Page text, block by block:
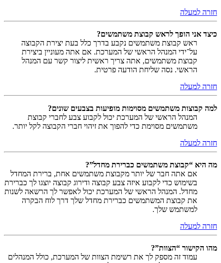
חזרה למעלה
כיצד אני הופך לראש קבוצת משתמשים?
ראש קבוצת משתמשים נקבע בדרך כלל בעת יצירת הקבוצה
על־ידי המנהל הראשי של המערכת. אם אתה מעוניין ביצירת
קבוצת משתמשים, אתה צריך ראשית ליצור קשר עם המנהל
הראשי. נסה שליחת הודעה פרטית.
חזרה למעלה
למה קבוצות משתמשים מסוימות מופיעות בצבעים שונים?
המנהל הראשי של המערכת יכול לקבוע צבע לחברי קבוצת
משתמשים מסוימת כדי להפוך את זיהוי חברי הקבוצה לקל יותר.
חזרה למעלה
מה היא “קבוצת משתמשים כברירת מחדל”?
אם אתה חבר של יותר מקבוצת משתמשים אחת, ברירת המחדל
בשימוש כדי לקבוע איזה צבע קבוצה ודירוג קבוצה יוצגו לך כברירת
מחדל. המנהל הראשי של המערכת יכול לאפשר לך הרשאה לשנות
את קבוצת המשתמשים כברירת מחדל שלך דרך לוח הבקרה
למשתמש שלך.
חזרה למעלה
מהו הקישור “הצוות”?
עמוד זה מספק לך את רשימת הצוות של המערכת, כולל המנהלים